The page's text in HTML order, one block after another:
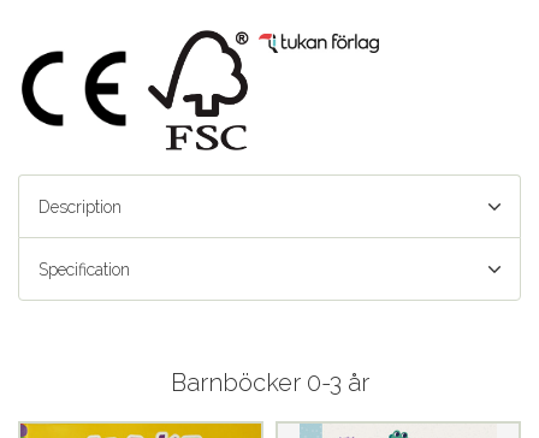
Description
Specification
Barnböcker 0-3 år